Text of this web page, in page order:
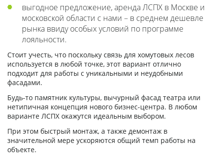
выгодное предложение, аренда ЛСПХ в Москве и
московской области с нами – в среднем дешевле
рынка ввиду особых условий по программе
лояльности.
Стоит учесть, что поскольку связь для хомутовых лесов
используется в любой точке, этот вариант отлично
подходит для работы с уникальными и неудобными
фасадами.
Будь-то памятник культуры, вычурный фасад театра или
нетипичная концепция нового бизнес-центра. В любом
варианте ЛСПХ окажутся идеальным выбором.
При этом быстрый монтаж, а также демонтаж в
значительной мере ускоряются общий темп работы на
объекте.